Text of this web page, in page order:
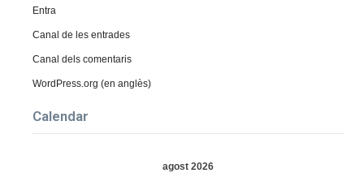
Entra
Canal de les entrades
Canal dels comentaris
WordPress.org (en anglès)
Calendar
agost 2026